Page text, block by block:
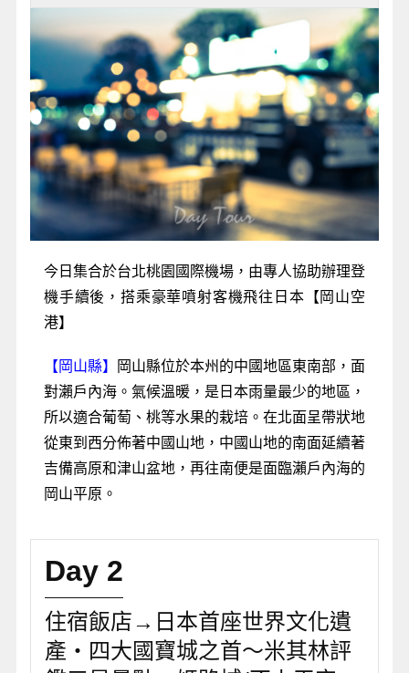
今日集合於台北桃園國際機場，由專人協助辦理登
機手續後，搭乘豪華噴射客機飛往日本【岡山空
港】
【岡山縣】
岡山縣位於本州的中國地區東南部，面
對瀨戶內海。氣候溫暖，是日本雨量最少的地區，
所以適合葡萄、桃等水果的栽培。在北面呈帶狀地
從東到西分佈著中國山地，中國山地的南面延續著
吉備高原和津山盆地，再往南便是面臨瀨戶內海的
岡山平原。
Day 2
住宿飯店→日本首座世界文化遺
產‧四大國寶城之首～米其林評